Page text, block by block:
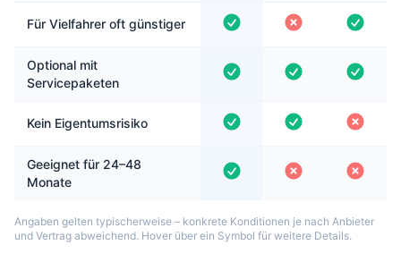
Für Vielfahrer oft günstiger
Optional mit
Servicepaketen
Kein Eigentumsrisiko
Geeignet für 24–48
Monate
Angaben gelten typischerweise – konkrete Konditionen je nach Anbieter
und Vertrag abweichend. Hover über ein Symbol für weitere Details.